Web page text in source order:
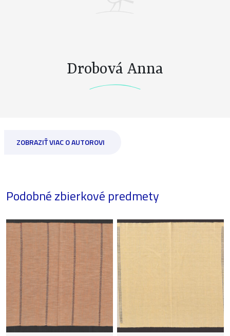
Drobová Anna
ZOBRAZIŤ VIAC O AUTOROVI
Podobné zbierkové predmety